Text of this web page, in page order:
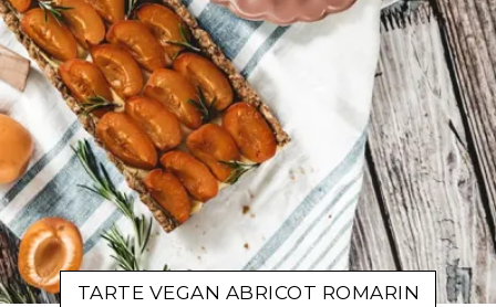
TARTE VEGAN ABRICOT ROMARIN